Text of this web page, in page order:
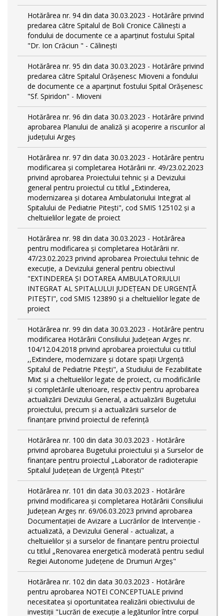
Hotărârea nr. 94 din data 30.03.2023 - Hotărâre privind
predarea către Spitalul de Boli Cronice Călinești a
fondului de documente ce a aparținut fostului Spital
"Dr. Ion Crăciun " - Călinești
Hotărârea nr. 95 din data 30.03.2023 - Hotărâre privind
predarea către Spitalul Orășenesc Mioveni a fondului
de documente ce a aparținut fostului Spital Orășenesc
"Sf. Spiridon" - Mioveni
Hotărârea nr. 96 din data 30.03.2023 - Hotărâre privind
aprobarea Planului de analiză și acoperire a riscurilor al
județului Argeș
Hotărârea nr. 97 din data 30.03.2023 - Hotărâre pentru
modificarea și completarea Hotărârii nr. 49/23.02.2023
privind aprobarea Proiectului tehnic și a Devizului
general pentru proiectul cu titlul „Extinderea,
modernizarea și dotarea Ambulatoriului Integrat al
Spitalului de Pediatrie Pitești", cod SMIS 125102 și a
cheltuielilor legate de proiect
Hotărârea nr. 98 din data 30.03.2023 - Hotărârea
pentru modificarea și completarea Hotărârii nr.
47/23.02.2023 privind aprobarea Proiectului tehnic de
execuție, a Devizului general pentru obiectivul
"EXTINDEREA ȘI DOTAREA AMBULATORIULUI
INTEGRAT AL SPITALULUI JUDEȚEAN DE URGENȚĂ
PITEȘTI", cod SMIS 123890 și a cheltuielilor legate de
proiect
Hotărârea nr. 99 din data 30.03.2023 - Hotărâre pentru
modificarea Hotărârii Consiliului Județean Argeș nr.
104/12.04.2018 privind aprobarea proiectului cu titlul
,,Extindere, modernizare și dotare spații Urgență
Spitalul de Pediatrie Pitești", a Studiului de Fezabilitate
Mixt și a cheltuielilor legate de proiect, cu modificările
și completările ulterioare, respectiv pentru aprobarea
actualizării Devizului General, a actualizării Bugetului
proiectului, precum și a actualizării surselor de
finanțare privind proiectul de referință
Hotărârea nr. 100 din data 30.03.2023 - Hotărâre
privind aprobarea Bugetului proiectului și a Surselor de
finanțare pentru proiectul „Laborator de radioterapie
Spitalul Județean de Urgență Pitești"
Hotărârea nr. 101 din data 30.03.2023 - Hotărâre
privind modificarea și completarea Hotărârii Consiliului
Județean Argeș nr. 69/06.03.2023 privind aprobarea
Documentației de Avizare a Lucrărilor de Intervenție -
actualizată, a Devizului General - actualizat, a
cheltuielilor și a surselor de finanțare pentru proiectul
cu titlul „Renovarea energetică moderată pentru sediul
Regiei Autonome Județene de Drumuri Argeș"
Hotărârea nr. 102 din data 30.03.2023 - Hotărâre
pentru aprobarea NOTEI CONCEPTUALE privind
necesitatea și oportunitatea realizării obiectivului de
investiții "Lucrări de execuție a legăturilor între corpul